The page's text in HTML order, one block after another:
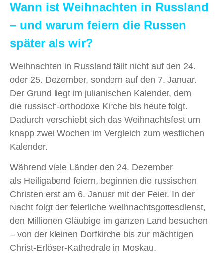
Wann ist Weihnachten in Russland
– und warum feiern die Russen
später als wir?
Weihnachten in Russland fällt nicht auf den 24.
oder 25. Dezember, sondern auf den 7. Januar.
Der Grund liegt im julianischen Kalender, dem
die russisch-orthodoxe Kirche bis heute folgt.
Dadurch verschiebt sich das Weihnachtsfest um
knapp zwei Wochen im Vergleich zum westlichen
Kalender.
Während viele Länder den 24. Dezember
als Heiligabend feiern, beginnen die russischen
Christen erst am 6. Januar mit der Feier. In der
Nacht folgt der feierliche Weihnachtsgottesdienst,
den Millionen Gläubige im ganzen Land besuchen
– von der kleinen Dorfkirche bis zur mächtigen
Christ-Erlöser-Kathedrale in Moskau.